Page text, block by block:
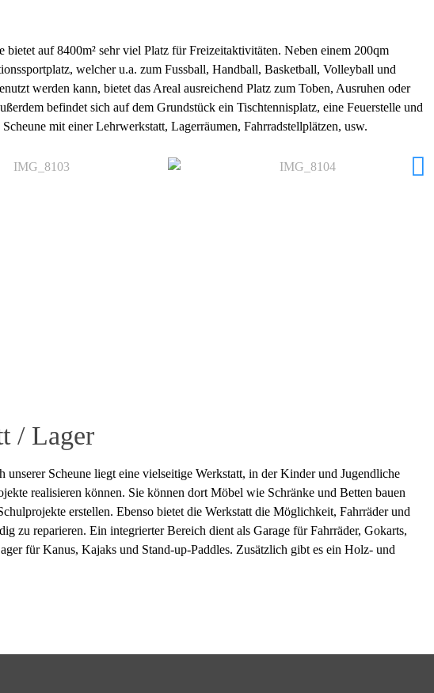
bietet auf 8400m² sehr viel Platz für Freizeitaktivitäten. Neben einem 200qm
welcher u.a. zum Fussball, Handball, Basketball, Volleyball und
werden kann, bietet das Areal ausreichend Platz zum Toben, Ausruhen oder
befindet sich auf dem Grundstück ein Tischtennisplatz, eine Feuerstelle und
mit einer Lehrwerkstatt, Lagerräumen, Fahrradstellplätzen, usw.
/ Lager
unserer Scheune liegt eine vielseitige Werkstatt, in der Kinder und Jugendliche
realisieren können. Sie können dort Möbel wie Schränke und Betten bauen
erstellen. Ebenso bietet die Werkstatt die Möglichkeit, Fahrräder und
zu reparieren. Ein integrierter Bereich dient als Garage für Fahrräder, Gokarts,
für Kanus, Kajaks und Stand-up-Paddles. Zusätzlich gibt es ein Holz- und